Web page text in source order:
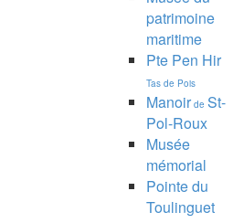
patrimoine
maritime
Pte Pen Hir
Tas de Pois
Manoir de St-
Pol-Roux
Musée
mémorial
Pointe du
Toulinguet